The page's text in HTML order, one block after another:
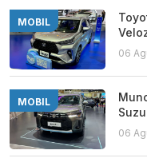
MOBIL
06
MOBIL
06